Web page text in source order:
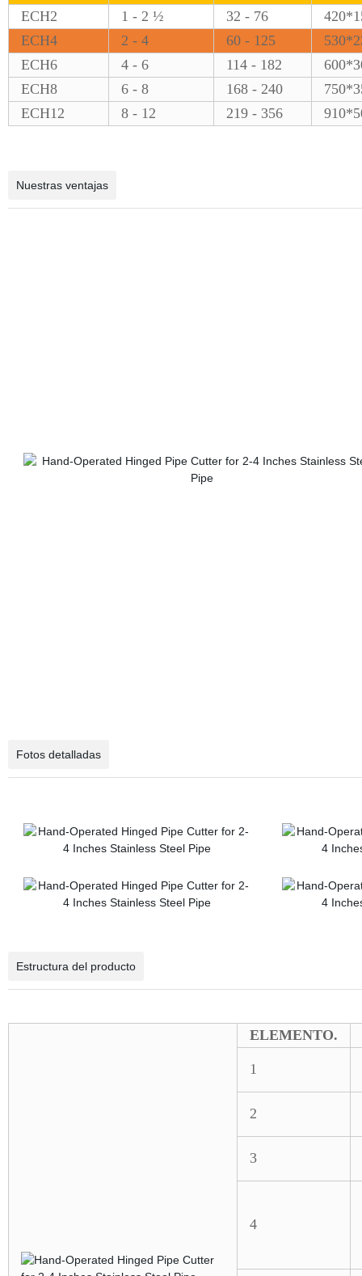
ECH2 1 - 2 ½ 32 - 76
ECH4
2 - 4 60 - 125
ECH6
4 - 6 114 - 182
ECH8
6 - 8 168 - 240
ECH12
8 - 12 219 - 356
Nuestras ventajas
Fotos detalladas
Estructura del producto
ELEMENTO.
1
2
3
4